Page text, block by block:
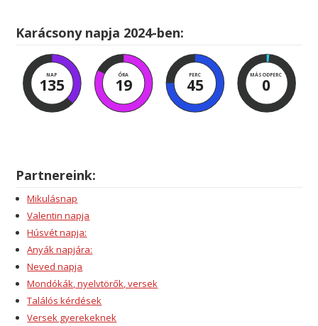
Karácsony napja 2024-ben:
NAP
135
ÓRA
19
PERC
45
MÁSODPERC
0
Partnereink:
Mikulásnap
Valentin napja
Húsvét napja:
Anyák napjára:
Neved napja
Mondókák, nyelvtörők, versek
Találós kérdések
Versek gyerekeknek